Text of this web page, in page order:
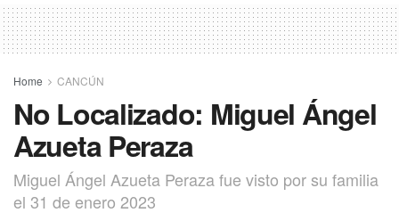
Home CANCÚN
No Localizado: Miguel Ángel
Azueta Peraza
Miguel Ángel Azueta Peraza fue visto por su familia
el 31 de enero 2023